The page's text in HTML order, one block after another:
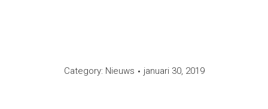
Category: Nieuws januari 30, 2019